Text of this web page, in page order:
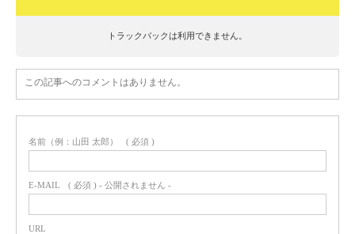
トラックバックは利用できません。
この記事へのコメントはありません。
名前（例：山田 太郎） ( 必須 )
E-MAIL ( 必須 ) - 公開されません -
URL